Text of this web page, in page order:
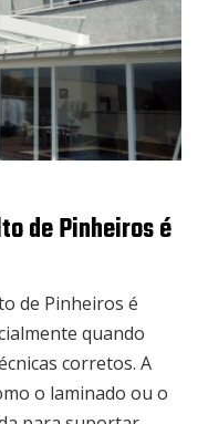
de Pinheiros é
de Pinheiros é
quando
corretos. A
o laminado ou o